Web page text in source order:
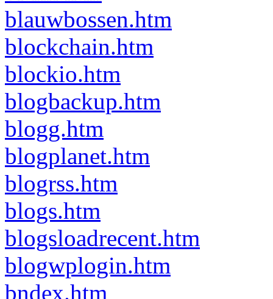
blauwbossen.htm
blockchain.htm
blockio.htm
blogbackup.htm
blogg.htm
blogplanet.htm
blogrss.htm
blogs.htm
blogsloadrecent.htm
blogwplogin.htm
bndex.htm